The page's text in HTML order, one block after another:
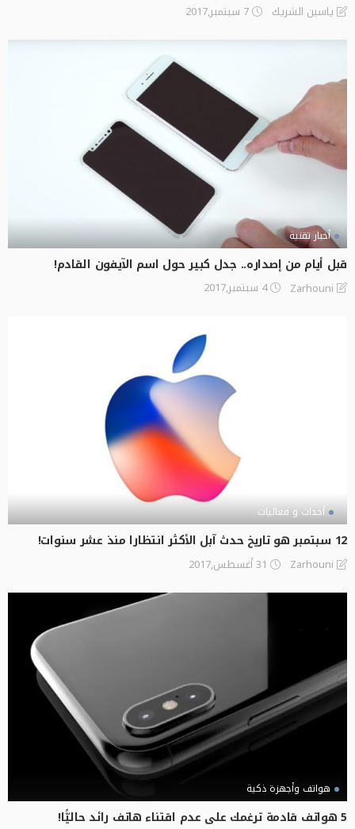
ياسين الشريك 7 سبتمبر,2017
أخبار تقنية
قبل أيام من إصداره.. جدل كبير حول اسم الآيفون القادم!
Zarhouni 4 سبتمبر,2017
أحداث و فعاليات
12 سبتمبر هو تاريخ حدث آبل الأكثر انتظارا منذ عشر سنوات!
Zarhouni 31 أغسطس,2017
هواتف وأجهزة ذكية
5 هواتف قادمة ترغمك على عدم اقتناء هاتف رائد حاليًّا!